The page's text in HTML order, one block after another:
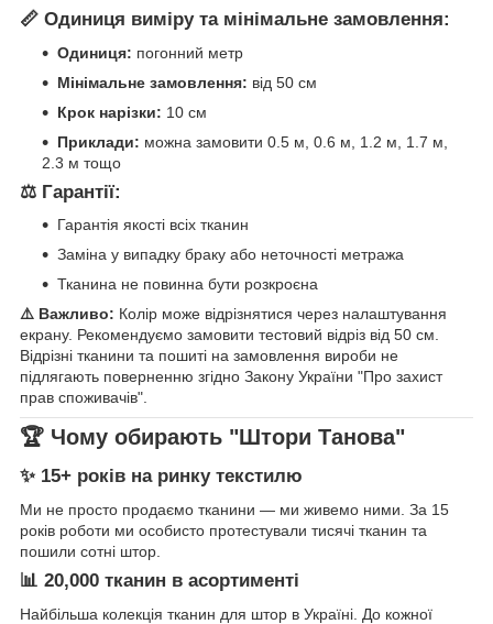
📏 Одиниця виміру та мінімальне замовлення:
Одиниця: погонний метр
Мінімальне замовлення: від 50 см
Крок нарізки: 10 см
Приклади: можна замовити 0.5 м, 0.6 м, 1.2 м, 1.7 м,
2.3 м тощо
⚖️ Гарантії:
Гарантія якості всіх тканин
Заміна у випадку браку або неточності метража
Тканина не повинна бути розкроєна
⚠️ Важливо: Колір може відрізнятися через налаштування
екрану. Рекомендуємо замовити тестовий відріз від 50 см.
Відрізні тканини та пошиті на замовлення вироби не
підлягають поверненню згідно Закону України "Про захист
прав споживачів".
🏆 Чому обирають "Штори Танова"
✨ 15+ років на ринку текстилю
Ми не просто продаємо тканини — ми живемо ними. За 15
років роботи ми особисто протестували тисячі тканин та
пошили сотні штор.
📊 20,000 тканин в асортименті
Найбільша колекція тканин для штор в Україні. До кожної